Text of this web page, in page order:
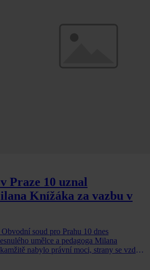
Praze 10 uznal
Knížáka za vazbu v
soud pro Prahu 10 dnes
umělce a pedagoga Milana
nabylo právní moci, strany se vzdaly